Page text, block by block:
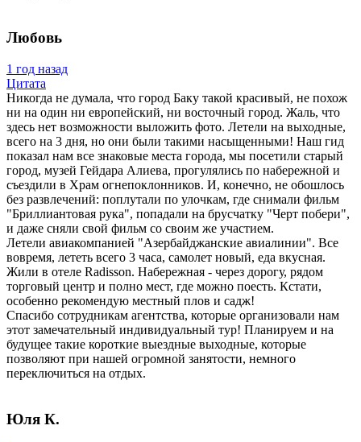
Любовь
1 год назад
Цитата
Никогда не думала, что город Баку такой красивый, не похож
ни на один ни европейский, ни восточный город. Жаль, что
здесь нет возможности выложить фото. Летели на выходные,
всего на 3 дня, но они были такими насыщенными! Наш гид
показал нам все знаковые места города, мы посетили старый
город, музей Гейдара Алиева, прогулялись по набережной и
съездили в Храм огнепоклонников. И, конечно, не обошлось
без развлечений: поплутали по улочкам, где снимали фильм
"Бриллиантовая рука", попадали на брусчатку "Черт побери",
и даже сняли свой фильм со своим же участием.
Летели авиакомпанией "Азербайджанские авиалинии". Все
вовремя, лететь всего 3 часа, самолет новый, еда вкусная.
Жили в отеле Radisson. Набережная - через дорогу, рядом
торговый центр и полно мест, где можно поесть. Кстати,
особенно рекомендую местный плов и садж!
Спасибо сотрудникам агентства, которые организовали нам
этот замечательный индивидуальный тур! Планируем и на
будущее такие короткие выездные выходные, которые
позволяют при нашей огромной занятости, немного
переключиться на отдых.
Юля К.